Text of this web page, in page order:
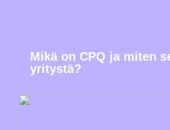
Mikä on CPQ ja miten
yritystä?